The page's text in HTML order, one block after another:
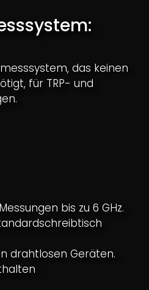
das keinen
für TRP- und
bis zu 6 GHz.
drahtlosen Geräten.